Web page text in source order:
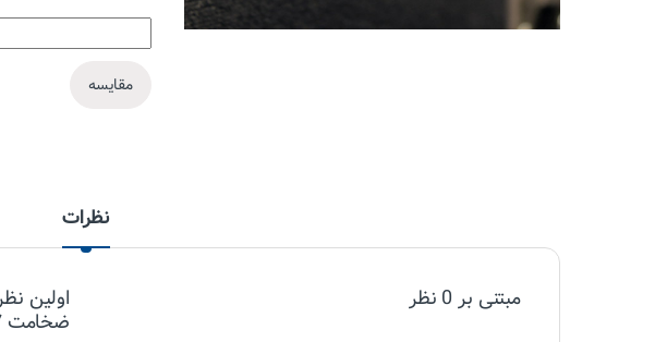
پروفیل(قوطی) 25x25 ضخامت 0.7 میلیمتر استیل 201 ساموین quantity
مقایسه
نظرات
مبتنی بر 0 نظر
ضخامت ۰٫۷ میلیمتر استیل ۲۰۱ ساموین”